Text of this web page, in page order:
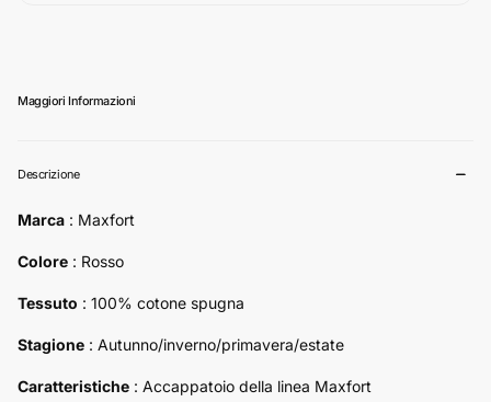
Maggiori Informazioni
Descrizione
Marca : Maxfort
Colore : Rosso
Tessuto : 100% cotone spugna
Stagione : Autunno/inverno/primavera/estate
Caratteristiche : Accappatoio della linea Maxfort